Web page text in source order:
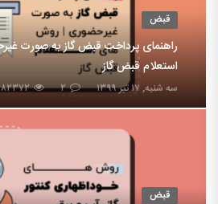
قبض
راهنمای پرداخت قبض گاز به صورت
استعلام قبض گاز
سه شنبه, ۱۷ تیر ۱۳۹۹ ۲ ۸۲۳۷۲
قبض